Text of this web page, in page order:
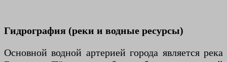
Гидрография (реки и водные ресурсы)
Основной водной артерией города является река